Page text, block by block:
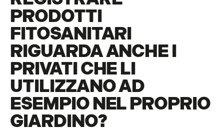
PRODOTTI
FITOSANITARI
RIGUARDA ANCHE I
PRIVATI CHE LI
UTILIZZANO AD
ESEMPIO NEL PROPRIO
GIARDINO?